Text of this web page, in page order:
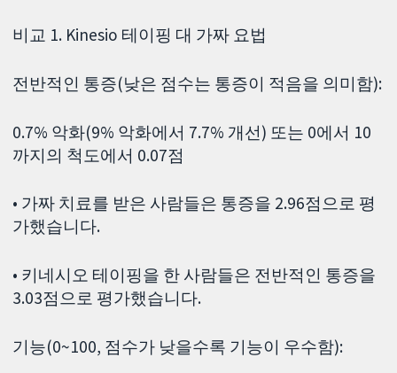
비교 1. Kinesio 테이핑 대 가짜 요법
전반적인 통증(낮은 점수는 통증이 적음을 의미함):
0.7% 악화(9% 악화에서 7.7% 개선) 또는 0에서 10
까지의 척도에서 0.07점
• 가짜 치료를 받은 사람들은 통증을 2.96점으로 평
가했습니다.
• 키네시오 테이핑을 한 사람들은 전반적인 통증을
3.03점으로 평가했습니다.
기능(0~100, 점수가 낮을수록 기능이 우수함):